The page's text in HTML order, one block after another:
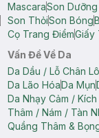
MascaraSon
Son ThỏiSon Bóng
Cọ Trang ĐiểmGiấy
Vấn Đề Về Da
Da Dầu / Lỗ Chân
Da Lão HóaDa Mụn
Da Nhạy Cảm / Kích
Thâm / Nám / Tàn
Quầng Thâm &